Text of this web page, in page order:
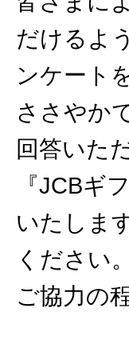
だけるよ
ンケート
ささやか
回答いた
『JCBギ
いたしま
ください。
ご協力の